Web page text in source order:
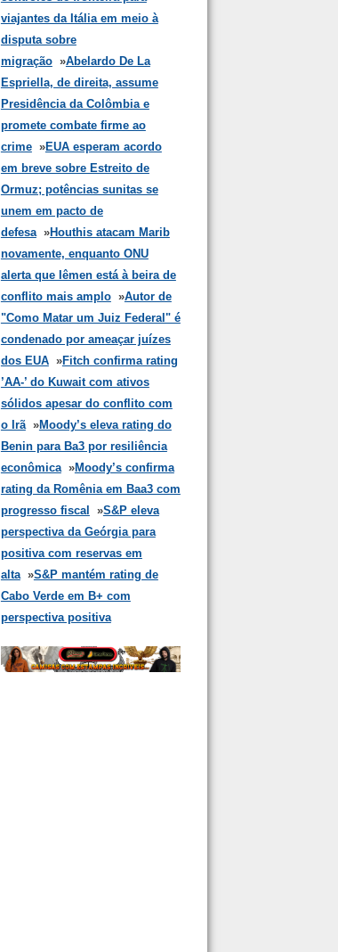
viajantes da Itália em meio à
disputa sobre
migração »Abelardo De La
Espriella, de direita, assume
Presidência da Colômbia e
promete combate firme ao
crime »EUA esperam acordo
em breve sobre Estreito de
Ormuz; potências sunitas se
unem em pacto de
defesa »Houthis atacam Marib
novamente, enquanto ONU
alerta que Iêmen está à beira de
conflito mais amplo »Autor de
"Como Matar um Juiz Federal" é
condenado por ameaçar juízes
dos EUA »Fitch confirma rating
’AA-’ do Kuwait com ativos
sólidos apesar do conflito com
o Irã »Moody’s eleva rating do
Benin para Ba3 por resiliência
econômica »Moody’s confirma
rating da Romênia em Baa3 com
progresso fiscal
»S&P eleva
perspectiva da Geórgia para
positiva com reservas em
alta »S&P mantém rating de
Cabo Verde em B+ com
perspectiva positiva